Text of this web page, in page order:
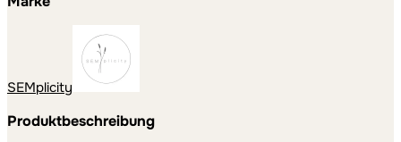
SEMplicity
Produktbeschreibung